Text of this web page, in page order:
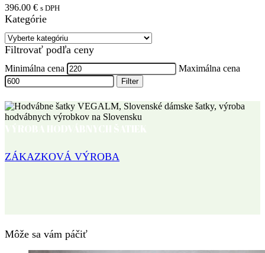
396.00 € s DPH
Kategórie
Filtrovať podľa ceny
Minimálna cena Maximálna cena
Filter
ZÁKAZKOVÁ VÝROBA
Môže sa vám páčiť